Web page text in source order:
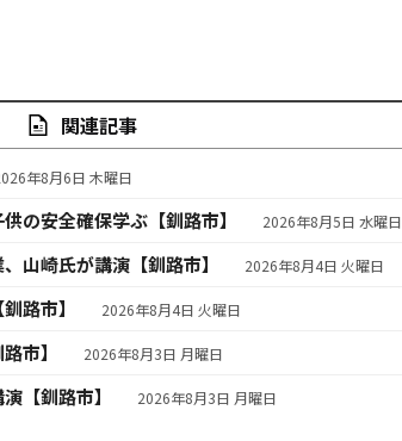
関連記事
年8月6日 木曜日
の安全確保学ぶ【釧路市】 2026年8月5日 水曜日
山崎氏が講演【釧路市】 2026年8月4日 火曜日
路市】 2026年8月4日 火曜日
市】 2026年8月3日 月曜日
【釧路市】 2026年8月3日 月曜日